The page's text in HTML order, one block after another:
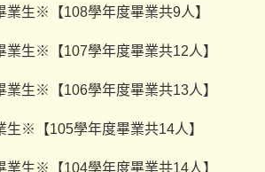
生※【108學年度畢業共9人】
生※【107學年度畢業共12人】
生※【106學年度畢業共13人】
※【105學年度畢業共14人】
生※【104學年度畢業共14人】